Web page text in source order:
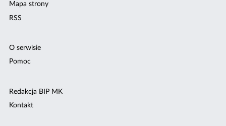
Mapa strony
RSS
O serwisie
Pomoc
Redakcja BIP MK
Kontakt